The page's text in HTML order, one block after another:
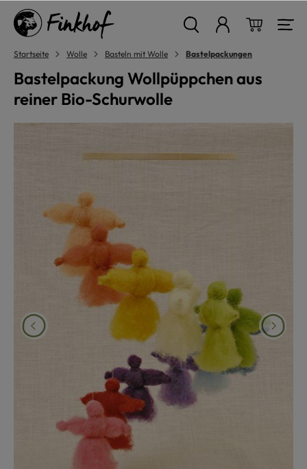
springen
Startseite Wolle Basteln mit Wolle Bastelpackungen
Bastelpackung Wollpüppchen aus
reiner Bio-Schurwolle